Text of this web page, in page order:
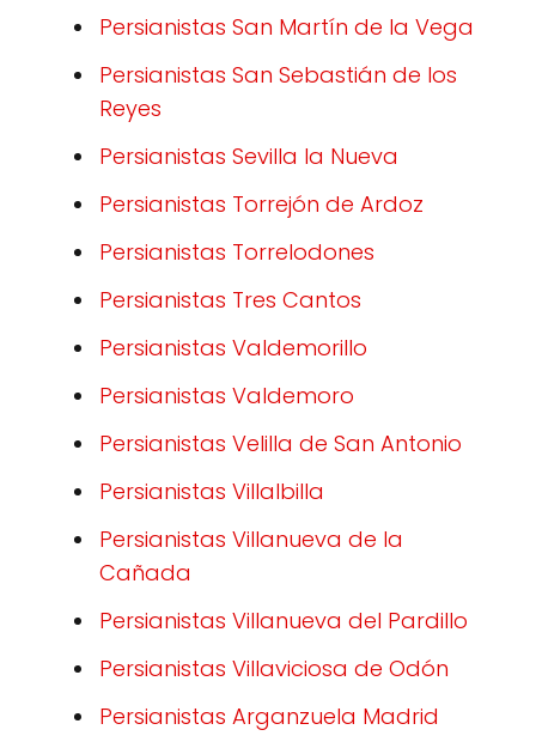
Persianistas San Martín de la Vega
Persianistas San Sebastián de los
Reyes
Persianistas Sevilla la Nueva
Persianistas Torrejón de Ardoz
Persianistas Torrelodones
Persianistas Tres Cantos
Persianistas Valdemorillo
Persianistas Valdemoro
Persianistas Velilla de San Antonio
Persianistas Villalbilla
Persianistas Villanueva de la
Cañada
Persianistas Villanueva del Pardillo
Persianistas Villaviciosa de Odón
Persianistas Arganzuela Madrid